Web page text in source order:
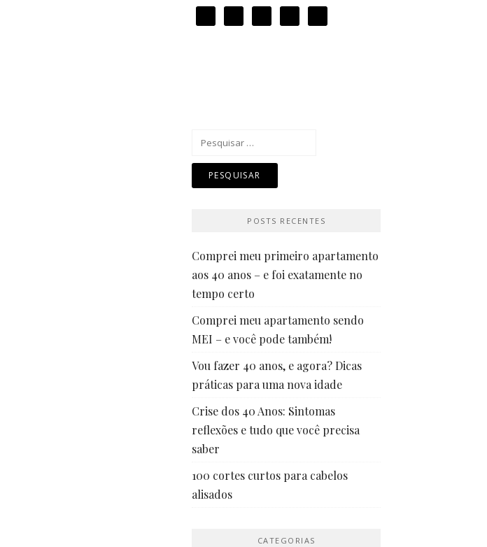
POSTS RECENTES
Comprei meu primeiro apartamento
aos 40 anos – e foi exatamente no
tempo certo
Comprei meu apartamento sendo
MEI – e você pode também!
Vou fazer 40 anos, e agora? Dicas
práticas para uma nova idade
Crise dos 40 Anos: Sintomas
reflexões e tudo que você precisa
saber
100 cortes curtos para cabelos
alisados
CATEGORIAS